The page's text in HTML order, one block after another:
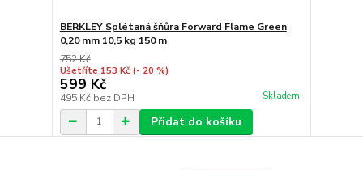
BERKLEY Splétaná šňůra Forward Flame Green
0,20 mm 10,5 kg 150 m
752 Kč
Ušetříte 153 Kč (- 20 %)
599 Kč
495 Kč bez DPH Skladem
Přidat do košíku